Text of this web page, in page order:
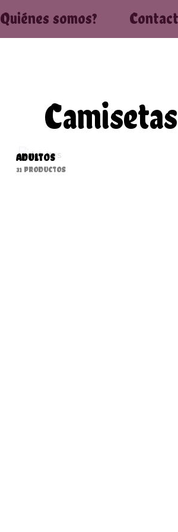
Quiénes somos?
Camisetas
ADULTOS
31 PRODUCTOS